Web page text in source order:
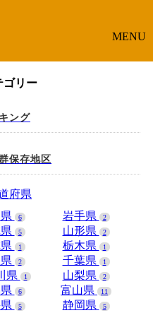
MENU
ゴリー
ング
保存地区
府県
6 岩手県 2
5 山形県 2
1 栃木県 1
2 千葉県 1
県 1 山梨県 2
6 富山県 11
5 静岡県 5